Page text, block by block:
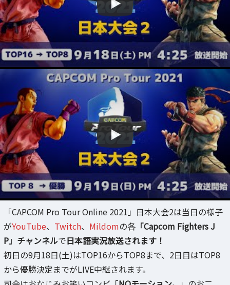
「CAPCOM Pro Tour Online 2021」日本大会2は当日の様子
がYouTube、 Twitch、 Mildomの各 「Capcom Fighters J
P」チャンネルで日本語実況放送されます！
初日の9月18日(土)はTOP16からTOP8まで、2日目はTOP8
から優勝決定までがLIVE中継されます。